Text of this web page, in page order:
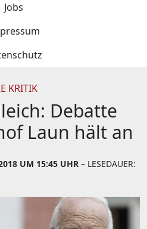
Jobs
KRITIK
Debatte
Laun hält an
UM 15:45 UHR – LESEDAUER: